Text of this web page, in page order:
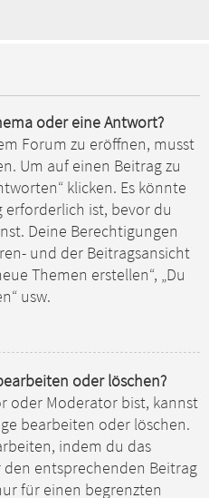
oder eine Antwort?
Forum zu eröffnen, musst
Um auf einen Beitrag zu
klicken. Es könnte
erforderlich ist, bevor du
Deine Berechtigungen
und der Beitragsansicht
Themen erstellen“, „Du
usw.
oder löschen?
oder Moderator bist, kannst
bearbeiten oder löschen.
indem du das
den entsprechenden Beitrag
für einen begrenzten